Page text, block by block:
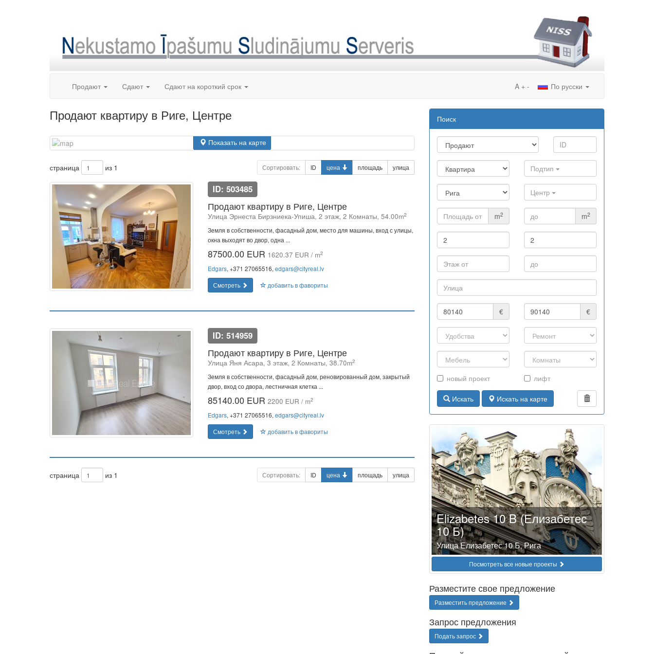
Продают Сдают Сдают на короткий срок По русски
A + -
Продают квартиру в Риге, Центре
Показать на карте
страница из 1 Сортировать: ID цена площадь улица
ID: 503485
Продают квартиру в Риге, Центре
Улица Эрнеста Бирзниека-Упиша, 2 этаж, 2 Комнаты, 54.00m2
Земля в собственности, фасадный дом, место для машины, вход с улицы,
окна выходят во двор, одна ...
87500.00 EUR 1620.37 EUR / m2
Edgars, +371 27065516, edgars@cityreal.lv
Смотреть
добавить в фавориты
ID: 514959
Продают квартиру в Риге, Центре
Улица Яня Асара, 3 этаж, 2 Комнаты, 38.70m2
Земля в собственности, фасадный дом, реновированный дом, закрытый
двор, вход со двора, лестничная клетка ...
85140.00 EUR 2200 EUR / m2
Edgars, +371 27065516, edgars@cityreal.lv
Смотреть
добавить в фавориты
страница из 1 Сортировать: ID цена площадь улица
Поиск
Подтип
Центр
m2 m2
€ €
новый проект лифт
Искать Искать на карте
Elizabetes 10 B (Елизабетес
10 Б)
Улица Елизабетес 10 Б, Рига
Посмотреть все новые проекты
Разместите свое предложение
Разместить предложение
Запрос предложения
Подать запрос